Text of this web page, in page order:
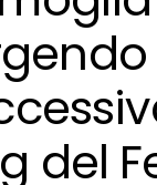
del